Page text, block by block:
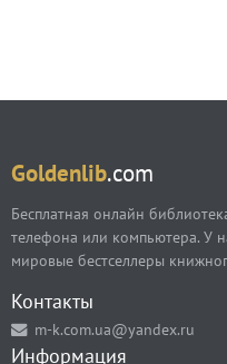
Goldenlib.com
Бесплатная онлайн
телефона или компьютера. У
мировые бестселлеры
Контакты
m-k.com.ua@yandex.ru
Информация